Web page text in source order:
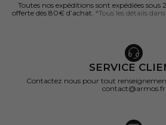
Toutes nos expéditions sont expédiées
offerte dès 80€ d’achat. *Tous les détails
SERVICE
Contactez nous pour tout
contact@armos.fr